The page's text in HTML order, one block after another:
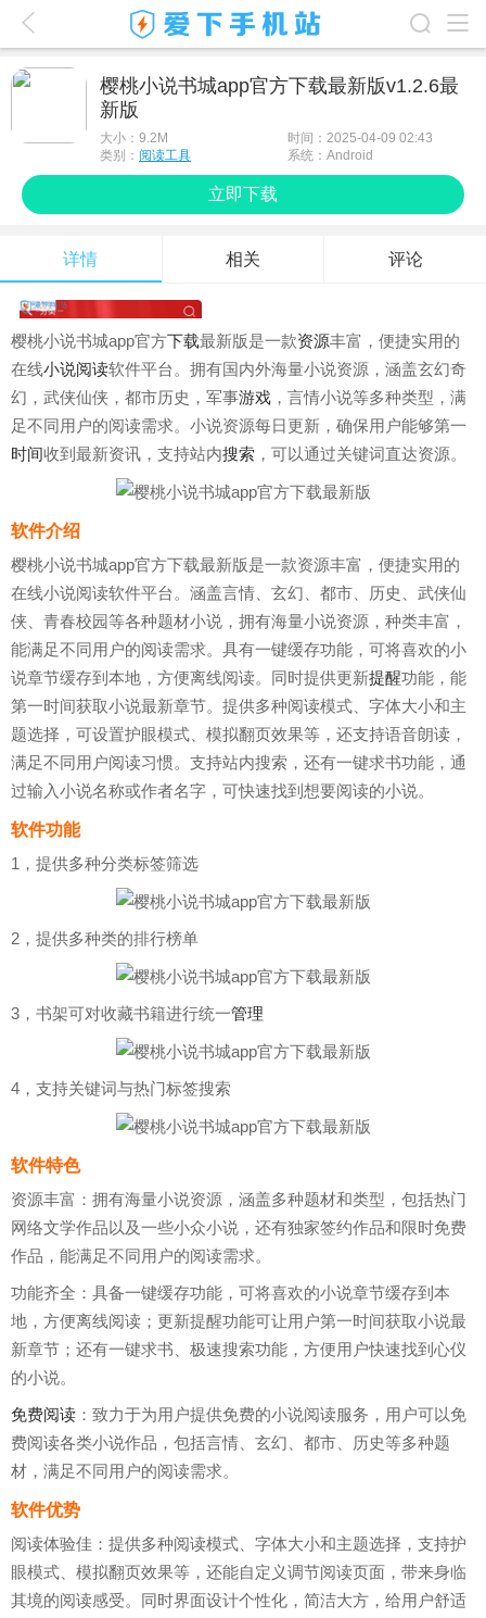
最新游戏
游戏攻略
樱桃小说书城app官方下载最新版v1.2.6最
新版
大小： 9.2M
时间：2025-04-09 02:43
类别： 阅读工具 系统：Android
立即下载
详情 相关 评论
樱桃小说书城app官方下载最新版是一款资源丰富，便捷实用的
在线小说阅读软件平台。拥有国内外海量小说资源，涵盖玄幻奇
幻，武侠仙侠，都市历史，军事游戏 ，言情小说等多种类型，满
足不同用户的阅读需求。小说资源每日更新，确保用户能够第一
时间收到最新资讯，支持站内搜索 ，可以通过关键词直达资源。
软件介绍
樱桃小说书城app官方下载最新版是一款资源丰富，便捷实用的
在线小说阅读软件平台。涵盖言情、玄幻、都市、历史、武侠仙
侠、青春校园等各种题材小说，拥有海量小说资源，种类丰富，
能满足不同用户的阅读需求。具有一键缓存功能，可将喜欢的小
说章节缓存到本地，方便离线阅读。同时提供更新提醒功能，能
第一时间获取小说最新章节。提供多种阅读模式、字体大小和主
题选择，可设置护眼模式、模拟翻页效果等，还支持语音朗读，
满足不同用户阅读习惯。支持站内搜索，还有一键求书功能，通
过输入小说名称或作者名字，可快速找到想要阅读的小说。
软件功能
1，提供多种分类标签筛选
2，提供多种类的排行榜单
3，书架可对收藏书籍进行统一管理
4，支持关键词与热门标签搜索
软件特色
资源丰富：拥有海量小说资源，涵盖多种题材和类型，包括热门
网络文学作品以及一些小众小说，还有独家签约作品和限时免费
作品，能满足不同用户的阅读需求。
功能齐全：具备一键缓存功能，可将喜欢的小说章节缓存到本
地，方便离线阅读；更新提醒功能可让用户第一时间获取小说最
新章节；还有一键求书、极速搜索功能，方便用户快速找到心仪
的小说。
免费阅读 ：致力于为用户提供免费的小说阅读服务，用户可以免
费阅读各类小说作品，包括言情、玄幻、都市、历史等多种题
材，满足不同用户的阅读需求。
软件优势
阅读体验佳：提供多种阅读模式、字体大小和主题选择，支持护
眼模式、模拟翻页效果等，还能自定义调节阅读页面，带来身临
其境的阅读感受。同时界面设计个性化，简洁大方，给用户舒适